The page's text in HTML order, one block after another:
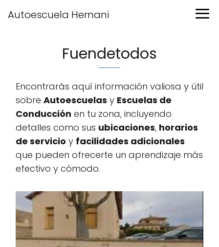
Autoescuela Hernani
Fuendetodos
Encontrarás aquí información valiosa y útil
sobre Autoescuelas y Escuelas de
Conducción en tu zona, incluyendo
detalles como sus ubicaciones, horarios
de servicio y facilidades adicionales
que pueden ofrecerte un aprendizaje más
efectivo y cómodo.